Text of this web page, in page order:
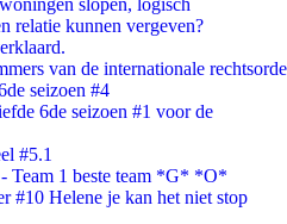
slopen, logisch
relatie kunnen vergeven?
van de internationale rechtsorde
seizoen #4
6de seizoen #1 voor de
#5.1
Team 1 beste team *G* *O*
#10 Helene je kan het niet stop